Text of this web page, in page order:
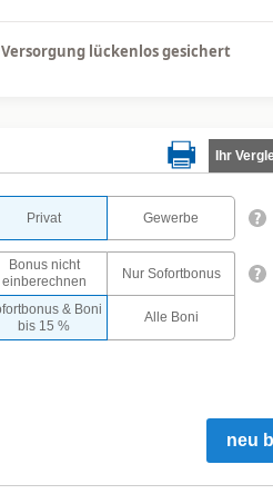
Versorgung lückenlos gesichert